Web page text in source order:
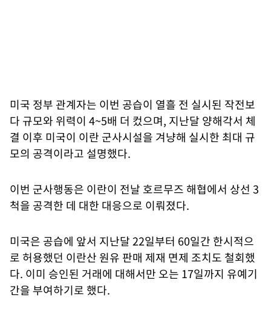
미국 정부 관계자는 이번 공습이 열흘 전 실시된 작전보
다 규모와 위력이 4~5배 더 컸으며, 지난달 양해각서 체
결 이후 미국이 이란 군사시설을 겨냥해 실시한 최대 규
모의 공격이라고 설명했다.
이번 군사행동은 이란이 전날 호르무즈 해협에서 상선 3
척을 공격한 데 대한 대응으로 이뤄졌다.
미국은 공습에 앞서 지난달 22일부터 60일간 한시적으
로 허용했던 이란산 원유 판매 제재 면제 조치도 철회했
다. 이미 승인된 거래에 대해서만 오는 17일까지 유예기
간을 부여하기로 했다.